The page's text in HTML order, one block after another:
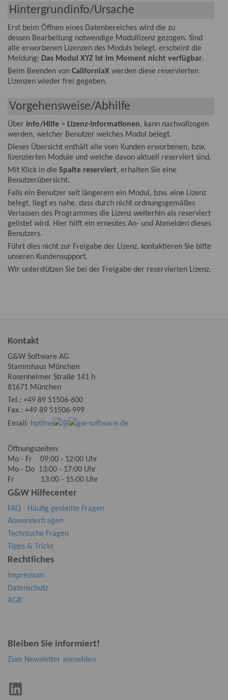
Hintergrundinfo/Ursache
Erst beim Öffnen eines Datenbereiches wird die zu
dessen Bearbeitung notwendige Modullizenz gezogen. Sind
alle erworbenen Lizenzen des Moduls belegt, erscheint die
Meldung: Das Modul XYZ ist im Moment nicht verfügbar.
Beim Beenden von CaliforniaX werden diese reservierten
Lizenzen wieder frei gegeben.
Vorgehensweise/Abhilfe
Über Info/Hilfe > Lizenz-Informationen, kann nachvollzogen
werden, welcher Benutzer welches Modul belegt.
Dieses Übersicht enthält alle vom Kunden erworbenen, bzw.
lizenzierten Module und welche davon aktuell reserviert sind.
Mit Klick in die Spalte reserviert, erhalten Sie eine
Benutzerübersicht.
Falls ein Benutzer seit längerem ein Modul, bzw. eine Lizenz
belegt, liegt es nahe, dass durch nicht ordnungsgemäßes
Verlassen des Programmes die Lizenz weiterhin als reserviert
gelistet wird. Hier hilft ein erneutes An- und Abmelden dieses
Benutzers.
Führt dies nicht zur Freigabe der Lizenz, kontaktieren Sie bitte
unseren Kundensupport.
Wir unterstützen Sie bei der Freigabe der reservierten Lizenz.
Kontakt
G&W Software AG
Stammhaus München
Rosenheimer Straße 141 h
81671 München
Tel.: +49 89 51506-600
Fax.: +49 89 51506-999
Email: hotline @ gw-software.de
Öffnungszeiten:
Mo - Fr 09:00 - 12:00 Uhr
Mo - Do 13:00 - 17:00 Uhr
Fr 13:00 - 15:00 Uhr
G&W Hilfecenter
FAQ - Häufig gestellte Fragen
Anwenderfragen
Technische Fragen
Tipps & Tricks
Rechtliches
Impressum
Datenschutz
AGB
Bleiben Sie informiert!
Zum Newsletter anmelden